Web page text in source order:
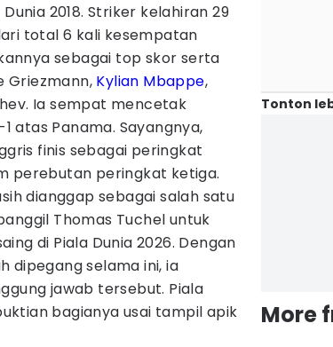
2018. Striker kelahiran 29
total 6 kali kesempatan
sebagai top skor serta
Griezmann, Kylian Mbappe,
Ia sempat mencetak
atas Panama. Sayangnya,
finis sebagai peringkat
perebutan peringkat ketiga.
dianggap sebagai salah satu
Thomas Tuchel untuk
di Piala Dunia 2026. Dengan
dipegang selama ini, ia
jawab tersebut. Piala
bagianya usai tampil apik
Tonton
More